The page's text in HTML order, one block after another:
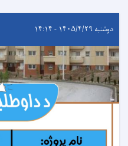
دوشنبه ۱۴۰۵/۴/۲۹ - ۱۴:۱۴